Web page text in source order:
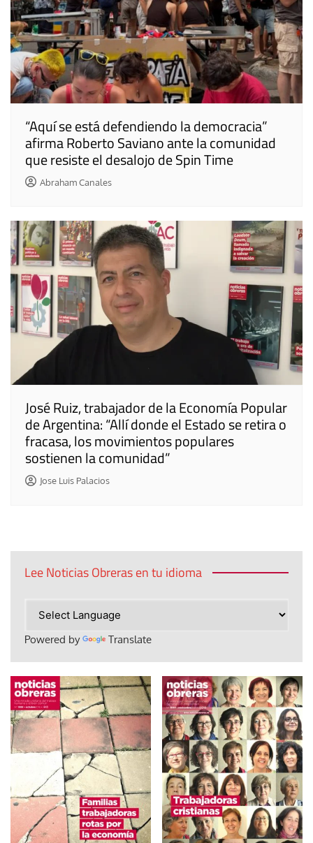
“Aquí se está defendiendo la democracia”
afirma Roberto Saviano ante la comunidad
que resiste el desalojo de Spin Time
Abraham Canales
José Ruiz, trabajador de la Economía Popular
de Argentina: “Allí donde el Estado se retira o
fracasa, los movimientos populares
sostienen la comunidad”
Jose Luis Palacios
Lee Noticias Obreras en tu idioma
Powered by Translate